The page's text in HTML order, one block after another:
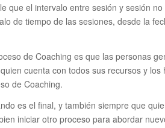
que el intervalo entre sesión y sesión
de tiempo de las sesiones, desde la
de Coaching es que las personas
cuenta con todos sus recursos y
de Coaching.
es el final, y también siempre que
iniciar otro proceso para abordar